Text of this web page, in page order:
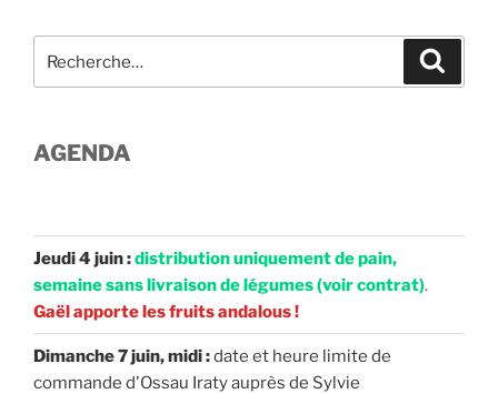
pour
AGENDA
Jeudi 4 juin :distribution uniquement de pain,
semaine sans livraison de légumes (voir contrat).
Gaël apporte les fruits andalous !
Dimanche 7 juin, midi :date et heure limite de
commande d'Ossau Iraty auprès de Sylvie